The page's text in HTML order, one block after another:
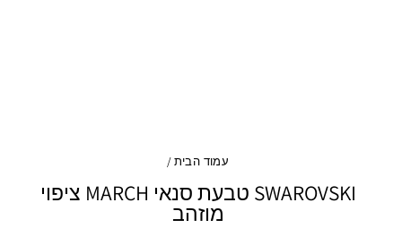
עמוד הבית /
SWAROVSKI טבעת סנאי MARCH ציפוי
מוזהב